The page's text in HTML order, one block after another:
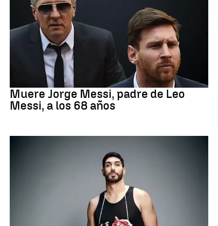
Muere Jorge Messi, padre de Leo
Messi, a los 68 años